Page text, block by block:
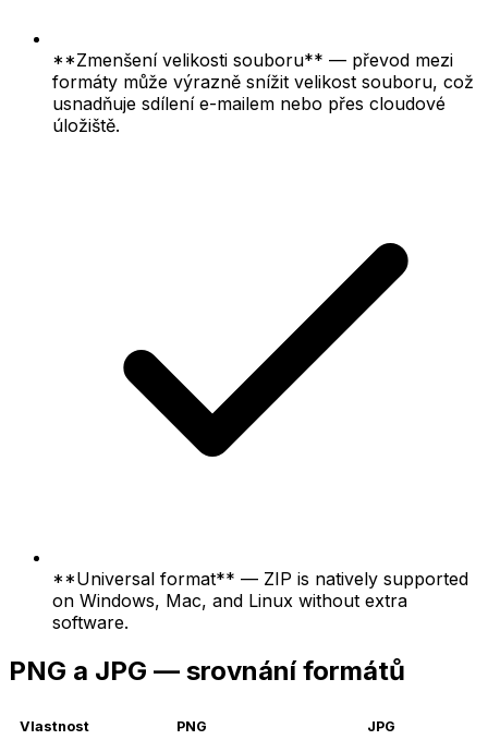
**Zmenšení velikosti souboru** — převod mezi
formáty může výrazně snížit velikost souboru, což
usnadňuje sdílení e-mailem nebo přes cloudové
úložiště.
**Universal format** — ZIP is natively supported
on Windows, Mac, and Linux without extra
software.
PNG a JPG — srovnání formátů
Vlastnost PNG JPG